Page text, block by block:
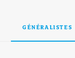
GÉNÉRALISTES